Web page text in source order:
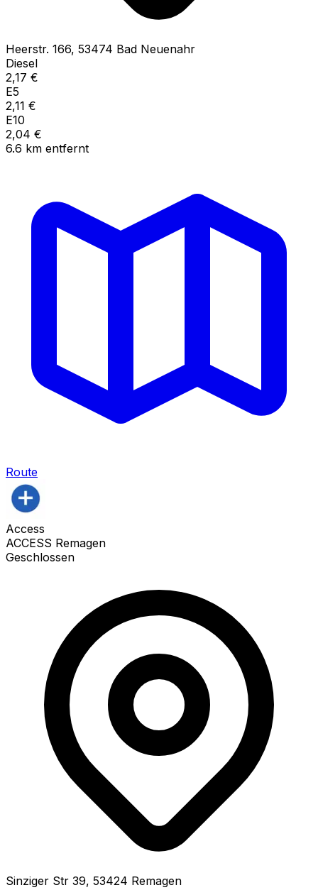
Heerstr. 166, 53474 Bad Neuenahr
Diesel
2,17 €
E5
2,11 €
E10
2,04 €
6.6 km entfernt
Route
Access
ACCESS Remagen
Geschlossen
Sinziger Str 39, 53424 Remagen